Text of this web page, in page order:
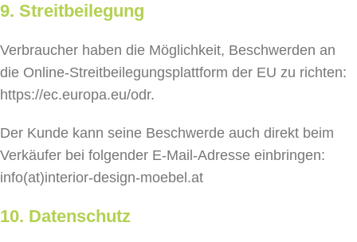
9. Streitbeilegung
Verbraucher haben die Möglichkeit, Beschwerden an
die Online-Streitbeilegungsplattform der EU zu richten:
https://ec.europa.eu/odr.
Der Kunde kann seine Beschwerde auch direkt beim
Verkäufer bei folgender E-Mail-Adresse einbringen:
info(at)interior-design-moebel.at
10. Datenschutz